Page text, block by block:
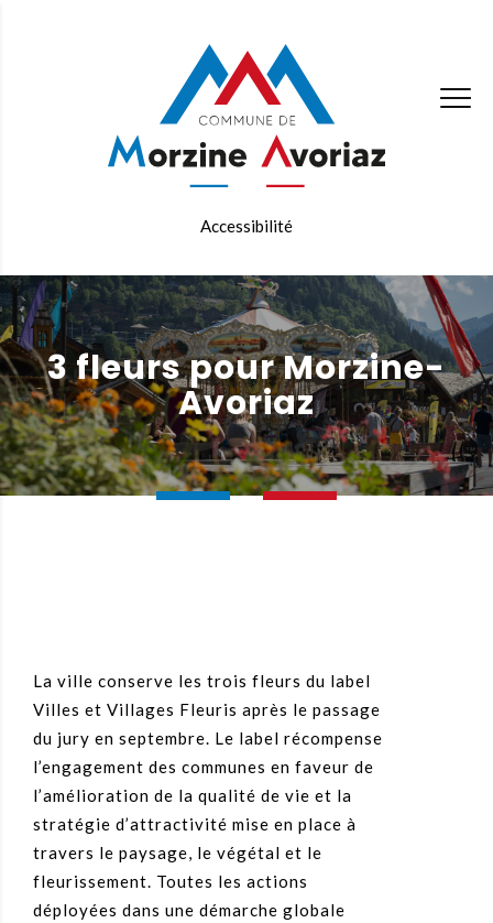
Accessibilité
3 fleurs pour Morzine-
Avoriaz
La ville conserve les trois fleurs du label
Villes et Villages Fleuris après le passage
du jury en septembre. Le label récompense
l’engagement des communes en faveur de
l’amélioration de la qualité de vie et la
stratégie d’attractivité mise en place à
travers le paysage, le végétal et le
fleurissement. Toutes les actions
déployées dans une démarche globale